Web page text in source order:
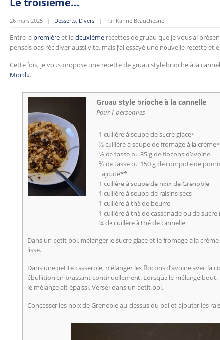
Le troisième…
26 mars 2025 | Desserts, Divers | Par Karine Beauchesne
Entre la premièreet la deuxième recettes de gruau que je vous ai
pensais pas récidiver aussi vite, mais j’ai essayé une nouvelle recette et
Cette fois, je vous propose une recette de gruau style brioche à la
Mordu.
Gruau style brioche à la cannelle
Pour 1 personnes
1 cuillère à soupe de sucre glace*
½ cuillère à soupe de fromage à la crème*
⅓ de tasse ou 35 g de flocons d’avoine
⅔ de tasse ou 150 g de compote de
ajouté**
1 cuillère à soupe de noix de Grenoble
1 cuillère à soupe de raisins secs
1 cuillère à thé de beurre
1 cuillère à thé de cassonade ou de sucre
¼ de cuillère à thé de cannelle
Dans un petit bol, mélanger le sucre glace et le fromage à la crème
lisse.
Dans une petite casserole, mélanger les flocons d’avoine avec la
ébullition en brassant continuellement. Lorsque le mélange bout,
le mélange ait épaissi. Verser dans un petit bol.
Concasser les noix de Grenoble au-dessus du bol et ajouter les